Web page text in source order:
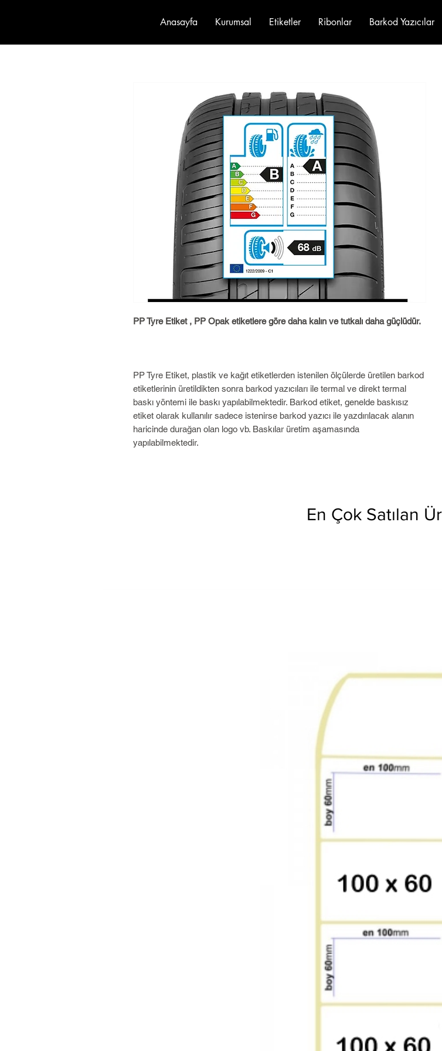
Anasayfa Kurumsal Etiketler Ribonlar Barkod Yazıcılar
PP Tyre Etiket , PP Opak etiketlere göre daha kalın ve tutkalı daha güçlüdür.
PP Tyre Etiket, plastik ve kağıt etiketlerden istenilen ölçülerde üretilen barkod
etiketlerinin üretildikten sonra barkod yazıcıları ile termal ve direkt termal
baskı yöntemi ile baskı yapılabilmektedir. Barkod etiket, genelde baskısız
etiket olarak kullanılır sadece istenirse barkod yazıcı ile yazdırılacak alanın
haricinde durağan olan logo vb. Baskılar üretim aşamasında
yapılabilmektedir.
En Çok Satılan